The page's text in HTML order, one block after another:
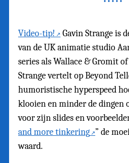
Video-tip!
Gavin Strange is
van de UK animatie studio
series als Wallace & Gromit
Strange vertelt op Beyond
humoristische hyperspeed
klooien en minder de dingen
voor zijn slides en
and more tinkering ” de
waard.